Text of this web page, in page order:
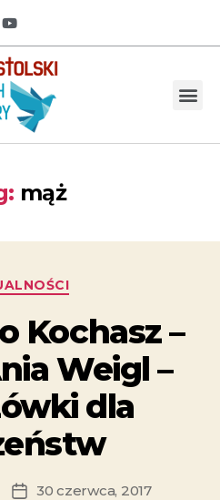
mąż
Kochasz –
Weigl –
dla
30 czerwca, 2017